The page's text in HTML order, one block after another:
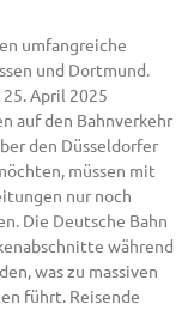
umfangreiche
und Dortmund.
April 2025
auf den Bahnverkehr
den Düsseldorfer
müssen mit
nur noch
Die Deutsche Bahn
während
was zu massiven
führt. Reisende